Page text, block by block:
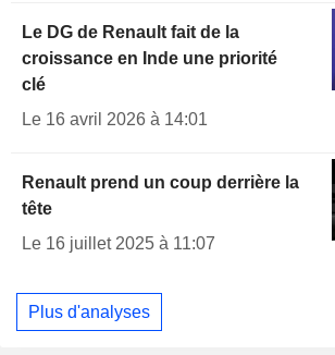
Le DG de Renault fait de la
croissance en Inde une priorité
clé
Le 16 avril 2026 à 14:01
Renault prend un coup derrière la
tête
Le 16 juillet 2025 à 11:07
Plus d'analyses